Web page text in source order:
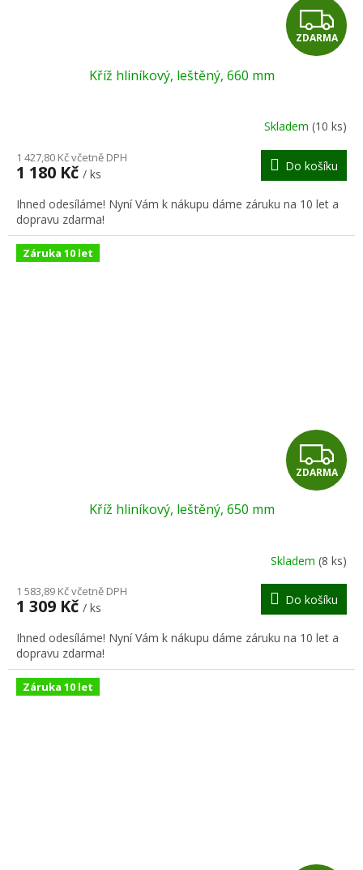
Z
D
R
M
A
ZDARMA
Kříž hliníkový, leštěný, 660 mm
Skladem (10 ks)
1 427,80 Kč včetně DPH
1 180 Kč / ks
Do košíku
Ihned odesíláme! Nyní Vám k nákupu dáme záruku na 10 let a
dopravu zdarma!
Záruka 10 let
Z
D
R
M
A
ZDARMA
Kříž hliníkový, leštěný, 650 mm
Skladem (8 ks)
1 583,89 Kč včetně DPH
1 309 Kč / ks
Do košíku
Ihned odesíláme! Nyní Vám k nákupu dáme záruku na 10 let a
dopravu zdarma!
Záruka 10 let